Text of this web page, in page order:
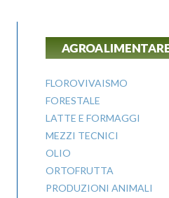
FLOROVIVAISMO
FORESTALE
LATTE E FORMAGGI
MEZZI TECNICI
OLIO
ORTOFRUTTA
PRODUZIONI ANIMALI